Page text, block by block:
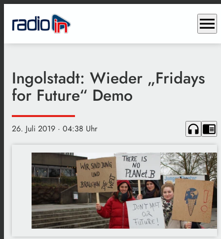
menu
Ingolstadt: Wieder „Fridays
for Future“ Demo
26. Juli 2019 · 04:38 Uhr headphones chrome_reader_mode